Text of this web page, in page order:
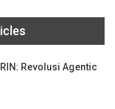
Revolusi Agentic